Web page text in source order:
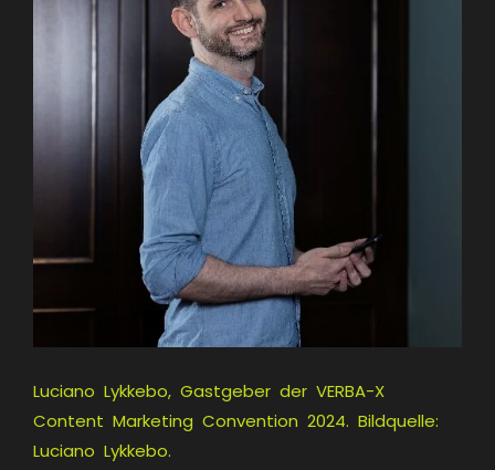
Luciano Lykkebo, Gastgeber der VERBA-X
Content Marketing Convention 2024. Bildquelle:
Luciano Lykkebo.